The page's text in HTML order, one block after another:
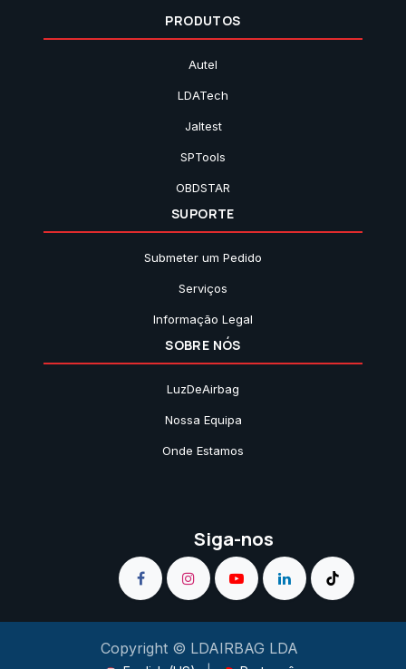
PRODUTOS
Autel
LDATech
Jaltest
SPTools
OBDSTAR
SUPORTE
Submeter um Pedido
Serviços
Informação Legal
SOBRE NÓS
LuzDeAirbag
Nossa Equipa
Onde Estamos
Siga-nos
Copyright © LDAIRBAG LDA